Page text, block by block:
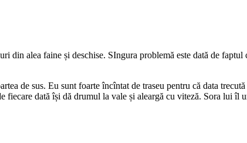
alea faine și deschise. SIngura problemă este dată de
de sus. Eu sunt foarte încîntat de traseu pentru că data
fiecare dată își dă drumul la vale și aleargă cu viteză. Sora lui